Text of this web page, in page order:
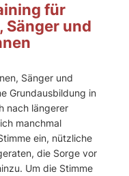
für
Sänger und
Sänger und
Grundausbildung in
nach längerer
manchmal
ein, nützliche
die Sorge vor
Um die Stimme